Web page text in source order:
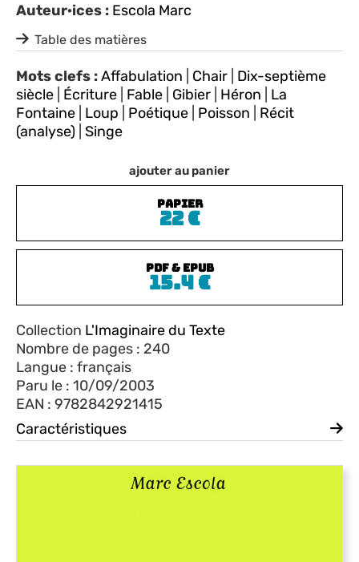
ajouter au panier
PAPIER
22€
PDF & EPUB
15.4€
Collection L'Imaginaire du Texte
Nombre de pages : 240
Langue : français
Paru le : 10/09/2003
EAN : 9782842921415
Caractéristiques
Auteur·ices : Escola Marc
Table des matières
Mots clefs :Affabulation Chair Dix-septième
siècle Écriture Fable Gibier Héron
La
Fontaine Loup Poétique Poisson
Récit
(analyse) Singe